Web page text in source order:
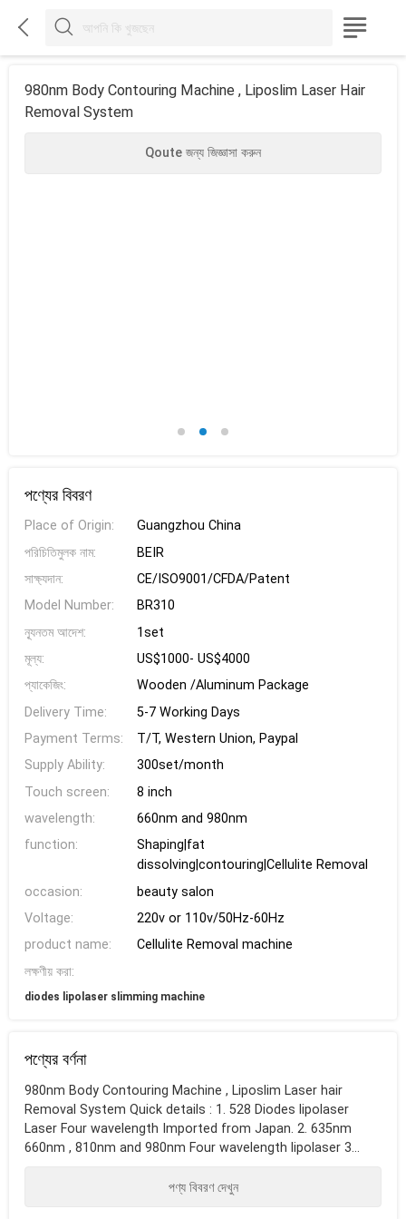
  
980nm Body Contouring Machine , Liposlim Laser Hair
Removal System
Qoute জন্য জিজ্ঞাসা করুন
পণ্যের বিবরণ
Place of Origin:
Guangzhou China
পরিচিতিমুলক নাম:
BEIR
সাক্ষ্যদান:
CE/ISO9001/CFDA/Patent
Model Number:
BR310
ন্যূনতম আদেশ:
1set
মূল্য:
US$1000- US$4000
প্যাকেজিং:
Wooden /Aluminum Package
Delivery Time:
5-7 Working Days
Payment Terms:
T/T, Western Union, Paypal
Supply Ability:
300set/month
Touch screen:
8 inch
wavelength:
660nm and 980nm
function:
Shaping|fat
dissolving|contouring|Cellulite Removal
occasion:
beauty salon
Voltage:
220v or 110v/50Hz-60Hz
product name:
Cellulite Removal machine
লক্ষণীয় করা:
diodes lipolaser slimming machine
পণ্যের বর্ণনা
980nm Body Contouring Machine , Liposlim Laser hair
Removal System Quick details : 1. 528 Diodes lipolaser
Laser Four wavelength Imported from Japan. 2. 635nm
660nm , 810nm and 980nm Four wavelength lipolaser 3...
পণ্য বিবরণ দেখুন